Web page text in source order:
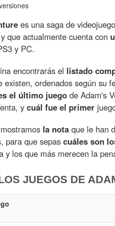
es una saga de
que actualmente cuenta con
y PC.
encontrarás el listado
existen, ordenados según su
el último juego de Adam's
y cuál fue el primer
la nota que le han
para que sepas cuáles son
y los que más merecen la
JUEGOS DE